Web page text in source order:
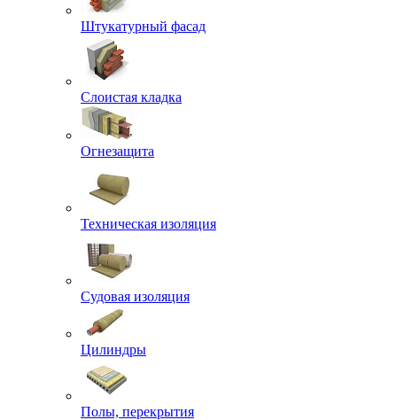
Штукатурный фасад
Слоистая кладка
Огнезащита
Техническая изоляция
Судовая изоляция
Цилиндры
Полы, перекрытия